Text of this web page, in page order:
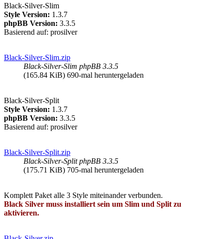
Black-Silver-Slim
Style Version: 1.3.7
phpBB Version: 3.3.5
Basierend auf: prosilver
Black-Silver-Slim.zip
Black-Silver-Slim phpBB 3.3.5
(165.84 KiB) 690-mal heruntergeladen
Black-Silver-Split
Style Version: 1.3.7
phpBB Version: 3.3.5
Basierend auf: prosilver
Black-Silver-Split.zip
Black-Silver-Split phpBB 3.3.5
(175.71 KiB) 705-mal heruntergeladen
Komplett Paket alle 3 Style miteinander verbunden.
Black Silver muss installiert sein um Slim und Split zu
aktivieren.